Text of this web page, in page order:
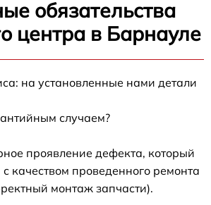
обязательства
центра в Барнауле
на установленные нами детали
случаем?
проявление дефекта, который
качеством проведенного ремонта
монтаж запчасти).